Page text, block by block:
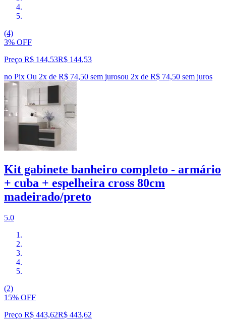
(4)
3% OFF
Preço R$ 144,53R$ 144,53
no Pix Ou 2x de R$ 74,50 sem jurosou 2x de R$ 74,50 sem juros
Kit gabinete banheiro completo - armário
+ cuba + espelheira cross 80cm
madeirado/preto
5.0
(2)
15% OFF
Preço R$ 443,62R$ 443,62